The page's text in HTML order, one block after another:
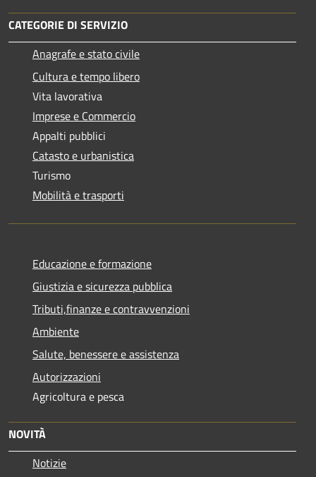
CATEGORIE DI SERVIZIO
Anagrafe e stato civile
Cultura e tempo libero
Vita lavorativa
Imprese e Commercio
Appalti pubblici
Catasto e urbanistica
Turismo
Mobilità e trasporti
Educazione e formazione
Giustizia e sicurezza pubblica
Tributi,finanze e contravvenzioni
Ambiente
Salute, benessere e assistenza
Autorizzazioni
Agricoltura e pesca
NOVITÀ
Notizie